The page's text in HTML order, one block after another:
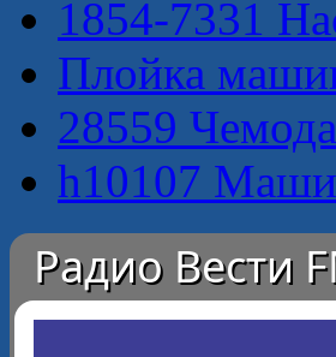
1854-7331
Плойка
28559
h10107
Радио Вести